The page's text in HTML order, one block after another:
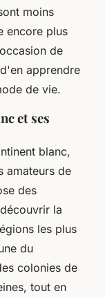
moins
encore plus
de
apprendre
de vie.
et ses
blanc,
amateurs de
des
la
les plus
du
colonies de
tout en